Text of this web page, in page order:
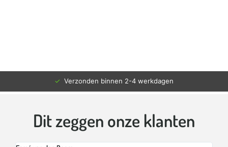
✓ Verzonden binnen 2-4 werkdagen
Dit zeggen onze klanten